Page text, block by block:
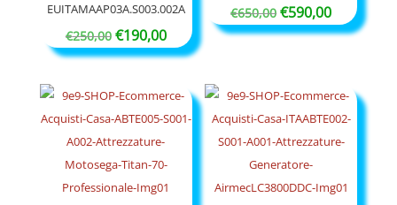
EUITAMAAP03A.S003.002A
€250,00 Il
prezzo
era:
€250,00.
€190,00Il
prezzo
attuale
è:
€190,00.
€650,00 Il
prezzo
€650,00.
€590,00Il
prezzo
€590,00.